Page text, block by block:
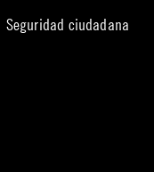
Seguridad ciudadana